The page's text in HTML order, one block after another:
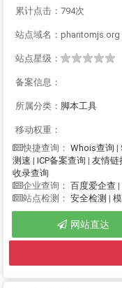
累计点击：794次
站点域名：phantomjs.org
站点星级：
备案信息：
所属分类： 脚本工具
移动权重：
快捷查询： Whois查询 |
测速 | ICP备案查询 | 友情链
收录查询
企业查询： 百度爱企查 |
站点检测： 安全检测 |
网站直达